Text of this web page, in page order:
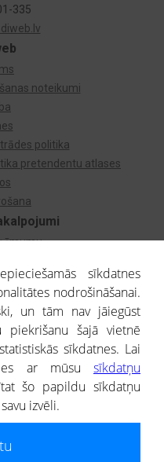
atlase
uzņēmumiem
noteikumi
politika
pretendentu atlases
335
sīkdatnes
nodrošināšanai.
un tām nav jāiegūst
piekrišanu šajā vietnē
sīkdatnes. Lai
ar mūsu sīkdatņu
šo papildu sīkdatņu
izvēli.